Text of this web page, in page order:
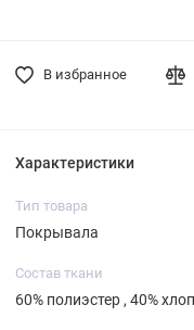
В избранное
Характеристики
Тип товара
Покрывала
Состав ткани
60% полиэстер , 40%